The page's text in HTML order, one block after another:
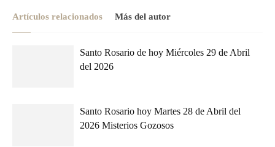
Artículos relacionados Más del autor
Santo Rosario de hoy Miércoles 29 de Abril
del 2026
Santo Rosario hoy Martes 28 de Abril del
2026 Misterios Gozosos